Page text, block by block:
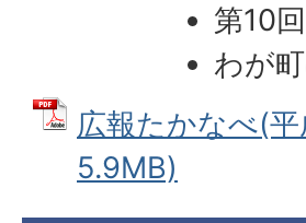
第10
わが
広報たかなべ(
5.9MB)